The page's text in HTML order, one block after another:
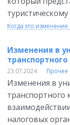
туристическому
Когда это
Изменения в
23.07.2024 Прочее
Изменения в
налоговых